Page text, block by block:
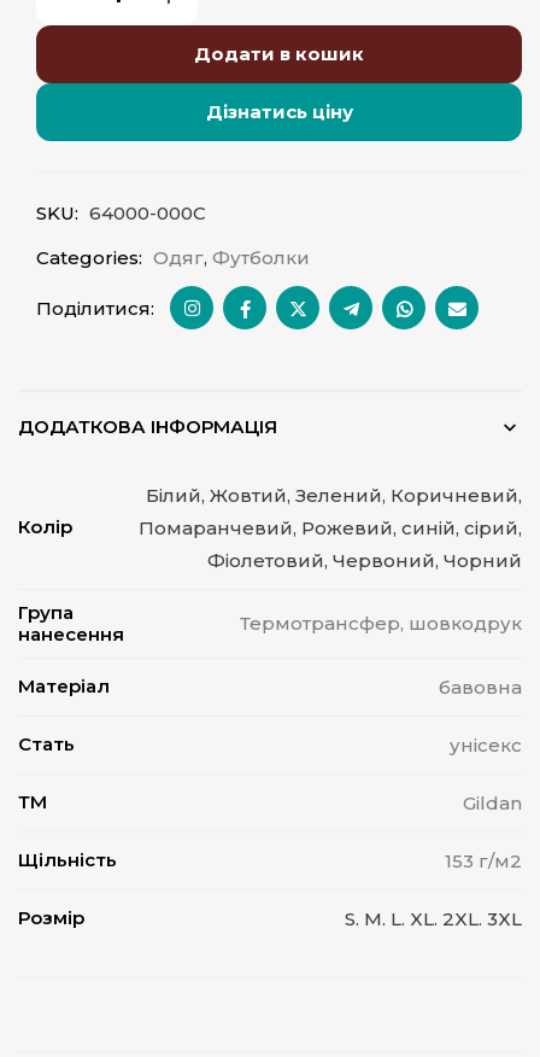
Додати в кошик
Дізнатись ціну
SKU: 64000-000C
Categories: Одяг, Футболки
Поділитися:
ДОДАТКОВА ІНФОРМАЦІЯ
Колір
Білий, Жовтий, Зелений, Коричневий,
Помаранчевий, Рожевий, синій, сірий,
Фіолетовий, Червоний, Чорний
Група
нанесення
Термотрансфер, шовкодрук
Матеріал бавовна
Стать унісекс
ТМ Gildan
Щільність 153 г/м2
Розмір S. M. L. XL. 2XL. 3XL